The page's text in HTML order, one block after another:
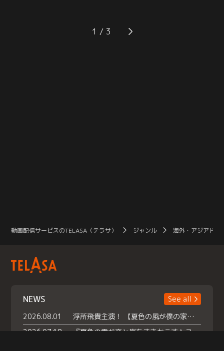
が難色を示す。
1
動画配信サービスのTELASA（テラサ） ジャンル 海外・アジアドラ
NEWS
See all
2026.08.01
浮所飛貴主演！ 【夏色の風が僕の家にやってきた】 本日よりテラサで独占配信スタート！
2026.07.18
『夏色の雲が恋と嵐をまきおこす』スペシャルメイキング 【Part1】2026年７月18日（土）23時30分～配信スタート！話題のシーンの裏側を大公開！豪華キャスト大集合！ 『武宮家 真夏の家族会議』開催！